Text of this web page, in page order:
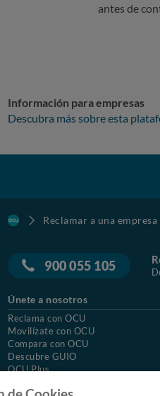
antes de
Información para empresas
Descubra más sobre esta
Reclamar a una empresa
900 055 105
Únete a nosotros
Reclama con OCU
Movilízate con OCU
Compara con OCU
Descubre GUIO
OCU Plus